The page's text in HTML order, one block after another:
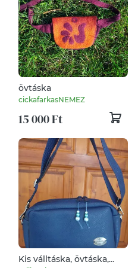
övtáska
cickafarkasNEMEZ
15 000 Ft
Kis válltáska, övtáska,